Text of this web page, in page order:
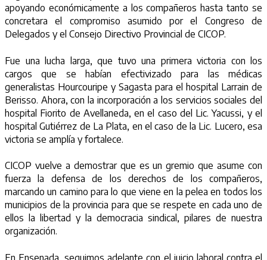
apoyando económicamente a los compañeros hasta tanto se
concretara el compromiso asumido por el Congreso de
Delegados y el Consejo Directivo Provincial de CICOP.
Fue una lucha larga, que tuvo una primera victoria con los
cargos que se habían efectivizado para las médicas
generalistas Hourcouripe y Sagasta para el hospital Larrain de
Berisso. Ahora, con la incorporación a los servicios sociales del
hospital Fiorito de Avellaneda, en el caso del Lic. Yacussi, y el
hospital Gutiérrez de La Plata, en el caso de la Lic. Lucero, esa
victoria se amplía y fortalece.
CICOP vuelve a demostrar que es un gremio que asume con
fuerza la defensa de los derechos de los compañeros,
marcando un camino para lo que viene en la pelea en todos los
municipios de la provincia para que se respete en cada uno de
ellos la libertad y la democracia sindical, pilares de nuestra
organización.